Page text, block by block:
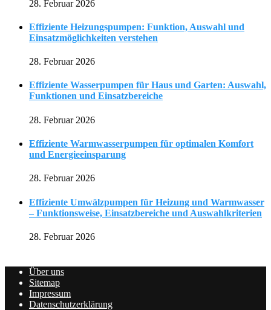
28. Februar 2026
Effiziente Heizungspumpen: Funktion, Auswahl und
Einsatzmöglichkeiten verstehen
28. Februar 2026
Effiziente Wasserpumpen für Haus und Garten: Auswahl,
Funktionen und Einsatzbereiche
28. Februar 2026
Effiziente Warmwasserpumpen für optimalen Komfort
und Energieeinsparung
28. Februar 2026
Effiziente Umwälzpumpen für Heizung und Warmwasser
– Funktionsweise, Einsatzbereiche und Auswahlkriterien
28. Februar 2026
Über uns
Sitemap
Impressum
Datenschutzerklärung